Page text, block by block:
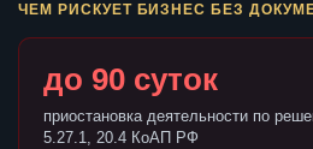
ЧЕМ РИСКУЕТ БИЗНЕС БЕЗ
до 90 суток
приостановка деятельности по
5.27.1, 20.4 КоАП РФ